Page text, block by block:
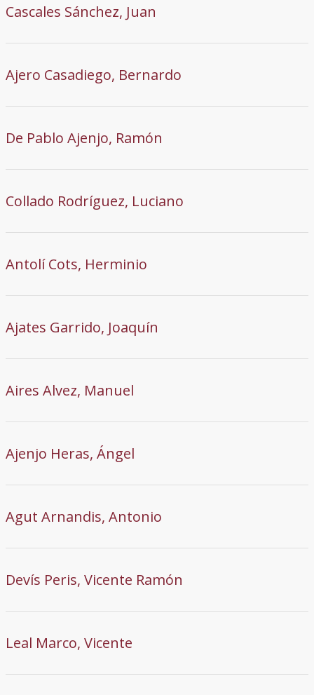
Cascales Sánchez, Juan
Ajero Casadiego, Bernardo
De Pablo Ajenjo, Ramón
Collado Rodríguez, Luciano
Antolí Cots, Herminio
Ajates Garrido, Joaquín
Aires Alvez, Manuel
Ajenjo Heras, Ángel
Agut Arnandis, Antonio
Devís Peris, Vicente Ramón
Leal Marco, Vicente